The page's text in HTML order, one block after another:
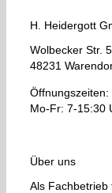
H. Heidergott
Wolbecker Str.
48231
Öffnungszeiten:
Mo-Fr: 7-15:30
Über uns
Als Fachbetrieb